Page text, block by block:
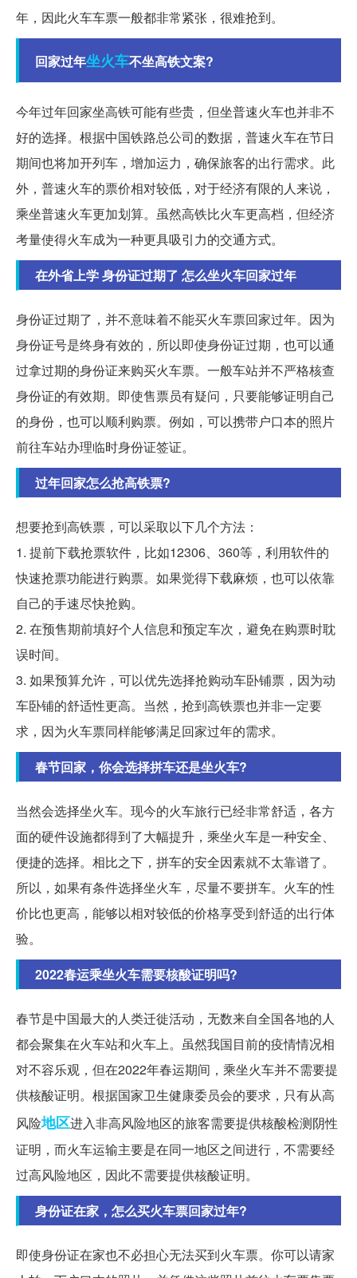
年，因此火车车票一般都非常紧张，很难抢到。
回家过年坐火车不坐高铁文案?
今年过年回家坐高铁可能有些贵，但坐普速火车也并非不
好的选择。根据中国铁路总公司的数据，普速火车在节日
期间也将加开列车，增加运力，确保旅客的出行需求。此
外，普速火车的票价相对较低，对于经济有限的人来说，
乘坐普速火车更加划算。虽然高铁比火车更高档，但经济
考量使得火车成为一种更具吸引力的交通方式。
在外省上学 身份证过期了 怎么坐火车回家过年
身份证过期了，并不意味着不能买火车票回家过年。因为
身份证号是终身有效的，所以即使身份证过期，也可以通
过拿过期的身份证来购买火车票。一般车站并不严格核查
身份证的有效期。即使售票员有疑问，只要能够证明自己
的身份，也可以顺利购票。例如，可以携带户口本的照片
前往车站办理临时身份证签证。
过年回家怎么抢高铁票?
想要抢到高铁票，可以采取以下几个方法：
1. 提前下载抢票软件，比如12306、360等，利用软件的
快速抢票功能进行购票。如果觉得下载麻烦，也可以依靠
自己的手速尽快抢购。
2. 在预售期前填好个人信息和预定车次，避免在购票时耽
误时间。
3. 如果预算允许，可以优先选择抢购动车卧铺票，因为动
车卧铺的舒适性更高。当然，抢到高铁票也并非一定要
求，因为火车票同样能够满足回家过年的需求。
春节回家，你会选择拼车还是坐火车?
当然会选择坐火车。现今的火车旅行已经非常舒适，各方
面的硬件设施都得到了大幅提升，乘坐火车是一种安全、
便捷的选择。相比之下，拼车的安全因素就不太靠谱了。
所以，如果有条件选择坐火车，尽量不要拼车。火车的性
价比也更高，能够以相对较低的价格享受到舒适的出行体
验。
2022春运乘坐火车需要核酸证明吗?
春节是中国最大的人类迁徙活动，无数来自全国各地的人
都会聚集在火车站和火车上。虽然我国目前的疫情情况相
对不容乐观，但在2022年春运期间，乘坐火车并不需要提
供核酸证明。根据国家卫生健康委员会的要求，只有从高
风险地区进入非高风险地区的旅客需要提供核酸检测阴性
证明，而火车运输主要是在同一地区之间进行，不需要经
过高风险地区，因此不需要提供核酸证明。
身份证在家，怎么买火车票回家过年?
即使身份证在家也不必担心无法买到火车票。你可以请家